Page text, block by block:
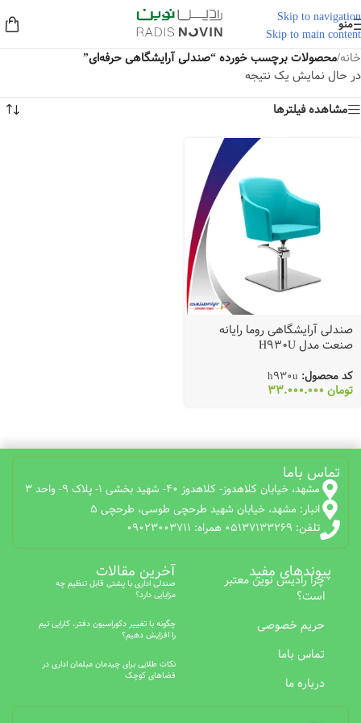
Skip to navigation
Skip to main content
منو
خانه/محصولات برچسب خورده “صندلی آرایشگاهی حرفه‌ای”
در حال نمایش یک نتیجه
مشاهده فیلترها
صندلی آرایشگاهی روما رایانه
صنعت مدل H930U
کد محصول: h930u
تومان
تماس باما
مشهد، خیابان کلاهدوز- کلاهدوز 40- شهید بخشی 1- پلاک 9- واحد 3
انبار: مشهد، خیابان شهید طرحچی طوسی، طرحچی 5
تلفن: 05137133269 همراه: 09023003711
پیوندهای مفید
چرا رادیس نوین معتبر
است؟
حریم خصوصی
تماس باما
درباره ما
آخرین مقالات
صندلی اداری با پشتی قابل تنظیم چه
مزایایی دارد؟
چگونه با تغییر دکوراسیون دفتر، کارایی تیم
را افزایش دهیم؟
نکات طلایی برای چیدمان مبلمان اداری در
فضاهای کوچک